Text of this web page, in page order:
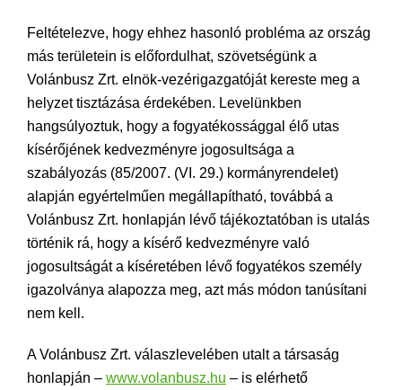
Feltételezve, hogy ehhez hasonló probléma az ország
más területein is előfordulhat, szövetségünk a
Volánbusz Zrt. elnök-vezérigazgatóját kereste meg a
helyzet tisztázása érdekében. Levelünkben
hangsúlyoztuk, hogy a fogyatékossággal élő utas
kísérőjének kedvezményre jogosultsága a
szabályozás (85/2007. (VI. 29.) kormányrendelet)
alapján egyértelműen megállapítható, továbbá a
Volánbusz Zrt. honlapján lévő tájékoztatóban is utalás
történik rá, hogy a kísérő kedvezményre való
jogosultságát a kíséretében lévő fogyatékos személy
igazolványa alapozza meg, azt más módon tanúsítani
nem kell.
A Volánbusz Zrt. válaszlevelében utalt a társaság
honlapján – www.volanbusz.hu – is elérhető